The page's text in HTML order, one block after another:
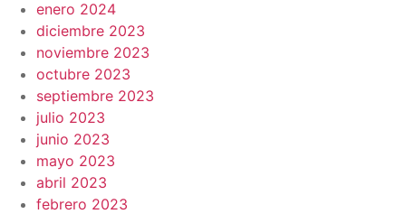
enero 2024
diciembre 2023
noviembre 2023
octubre 2023
septiembre 2023
julio 2023
junio 2023
mayo 2023
abril 2023
febrero 2023